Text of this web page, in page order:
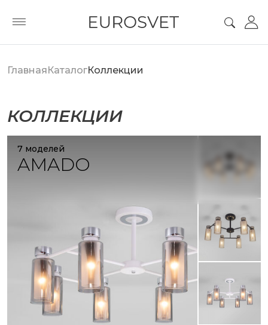
ГлавнаяКаталогКоллекции
КОЛЛЕКЦИИ
7 моделей
AMADO